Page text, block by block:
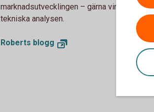
marknadsutvecklingen – gärna vinklat från
tekniska analysen.
Roberts blogg